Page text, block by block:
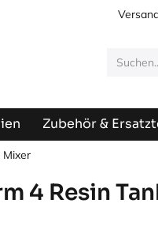
Zubehör &
Mixer
4 Resin